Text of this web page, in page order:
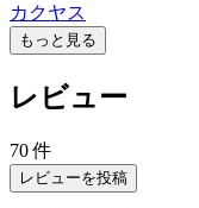
カクヤス
もっと見る
レビュー
70 件
レビューを投稿